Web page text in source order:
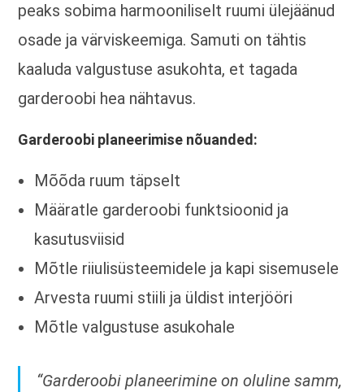
peaks sobima harmooniliselt ruumi ülejäänud
osade ja värviskeemiga. Samuti on tähtis
kaaluda valgustuse asukohta, et tagada
garderoobi hea nähtavus.
Garderoobi planeerimise nõuanded:
Mõõda ruum täpselt
Määratle garderoobi funktsioonid ja
kasutusviisid
Mõtle riiulisüsteemidele ja kapi sisemusele
Arvesta ruumi stiili ja üldist interjööri
Mõtle valgustuse asukohale
“Garderoobi planeerimine on oluline samm,